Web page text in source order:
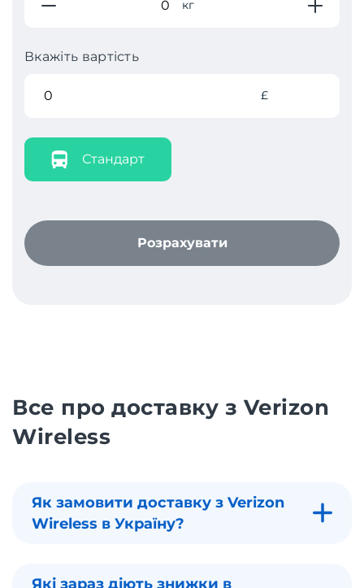
кг
Вкажіть вартість
£
Стандарт
Розрахувати
Все про доставку з Verizon
Wireless
Як замовити доставку з Verizon
Wireless в Україну?
Які зараз діють знижки в